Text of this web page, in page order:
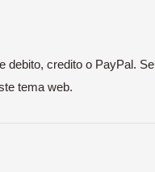
credito o PayPal.
tema web.